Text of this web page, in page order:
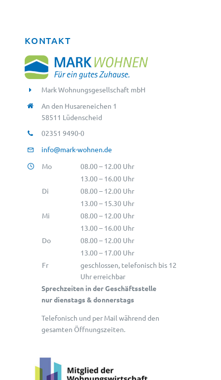
KONTAKT
Mark Wohnungsgesellschaft mbH
An den Husareneichen 1
58511 Lüdenscheid
02351 9490-0
info@mark-wohnen.de
Mo
08.00 – 12.00 Uhr
13.00 – 16.00 Uhr
Di
08.00 – 12.00 Uhr
13.00 – 15.30 Uhr
Mi
08.00 – 12.00 Uhr
13.00 – 16.00 Uhr
Do
08.00 – 12.00 Uhr
13.00 – 17.00 Uhr
Fr
geschlossen, telefonisch bis 12
Uhr erreichbar
Sprechzeiten in der Geschäftsstelle
nur dienstags & donnerstags
Telefonisch und per Mail während den
gesamten Öffnungszeiten.